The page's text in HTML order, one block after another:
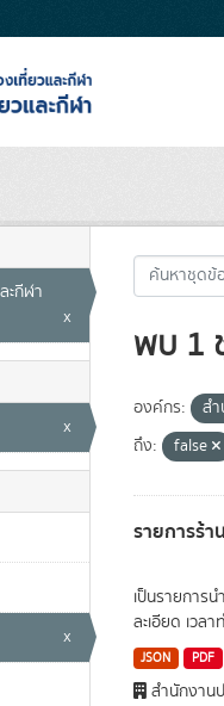
ะกีฬา
x
x
x
พบ 1
องค์กร: ส
ถึง:
false
รายการร้า
เป็นรายการ
ละเอียด เวล
JSON PDF
สำนักงานป